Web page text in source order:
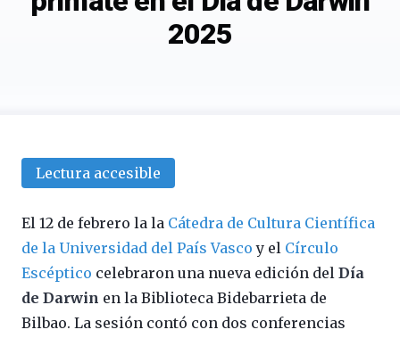
2025
Lectura accesible
El 12 de febrero la la Cátedra de Cultura Científica
de la Universidad del País Vasco y el Círculo
Escéptico celebraron una nueva edición del Día
de Darwin en la Biblioteca Bidebarrieta de
Bilbao. La sesión contó con dos conferencias